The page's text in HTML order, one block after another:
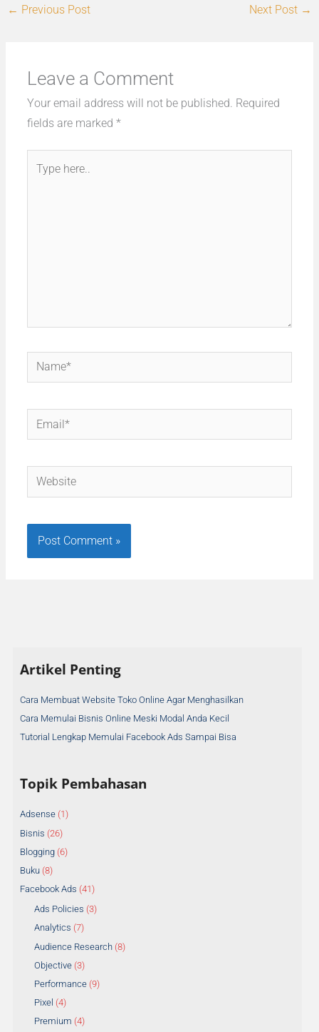
← Previous Post Next Post →
Leave a Comment
Your email address will not be published. Required
fields are marked*
here..
Name*
Email*
Website
Artikel Penting
Cara Membuat Website Toko Online Agar Menghasilkan
Cara Memulai Bisnis Online Meski Modal Anda Kecil
Tutorial Lengkap Memulai Facebook Ads Sampai Bisa
Topik Pembahasan
Adsense (1)
Bisnis (26)
Blogging (6)
Buku (8)
Facebook Ads (41)
Ads Policies (3)
Analytics (7)
Audience Research (8)
Objective (3)
Performance (9)
Pixel (4)
Premium (4)
r
i
p
A
e
l